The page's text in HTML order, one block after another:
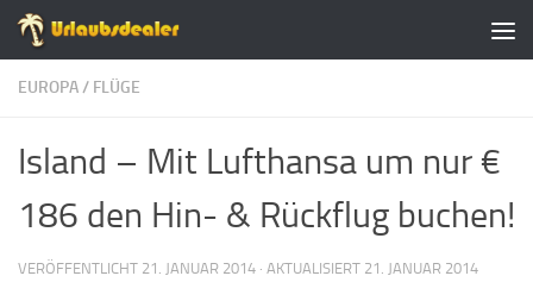
Zum Inhalt springen
EUROPA/ FLÜGE
Island – Mit Lufthansa um nur €
186 den Hin- & Rückflug buchen!
VERÖFFENTLICHT 21. JANUAR 2014 · AKTUALISIERT 21. JANUAR 2014